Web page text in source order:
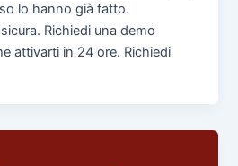
lo hanno già fatto.
Richiedi una demo
attivarti in 24 ore. Richiedi